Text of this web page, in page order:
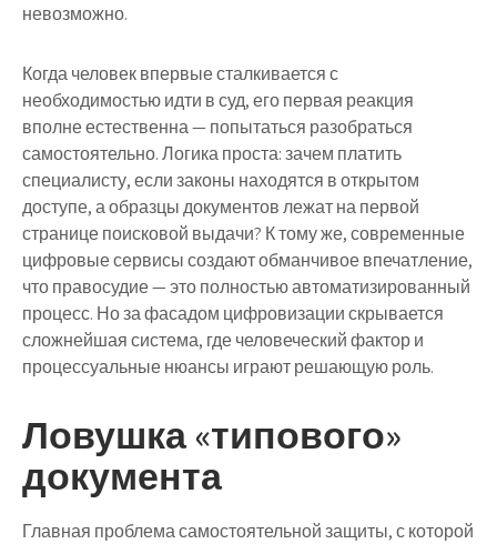
невозможно.
Когда человек впервые сталкивается с
необходимостью идти в суд, его первая реакция
вполне естественна — попытаться разобраться
самостоятельно. Логика проста: зачем платить
специалисту, если законы находятся в открытом
доступе, а образцы документов лежат на первой
странице поисковой выдачи? К тому же, современные
цифровые сервисы создают обманчивое впечатление,
что правосудие — это полностью автоматизированный
процесс. Но за фасадом цифровизации скрывается
сложнейшая система, где человеческий фактор и
процессуальные нюансы играют решающую роль.
Ловушка «типового»
документа
Главная проблема самостоятельной защиты, с которой